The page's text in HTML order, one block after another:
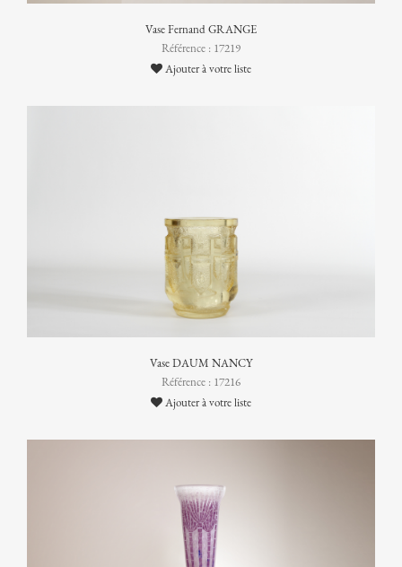
Vase Fernand GRANGE
Référence : 17219
Ajouter à votre liste
Vase DAUM NANCY
Référence : 17216
Ajouter à votre liste